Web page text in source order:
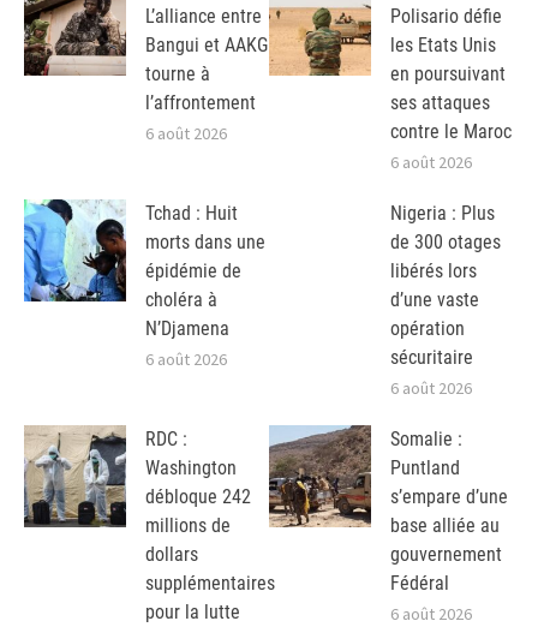
L’alliance entre
Bangui et AAKG
tourne à
l’affrontement
6 août 2026
Polisario défie
les Etats Unis
en poursuivant
ses attaques
contre le Maroc
6 août 2026
Tchad : Huit
morts dans une
épidémie de
choléra à
N’Djamena
6 août 2026
Nigeria : Plus
de 300 otages
libérés lors
d’une vaste
opération
sécuritaire
6 août 2026
RDC :
Washington
débloque 242
millions de
dollars
supplémentaires
pour la lutte
Somalie :
Puntland
s’empare d’une
base alliée au
gouvernement
Fédéral
6 août 2026